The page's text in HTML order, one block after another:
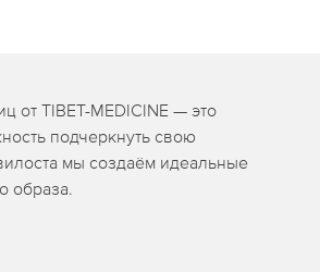
от TIBET-MEDICINE — это
подчеркнуть свою
мы создаём идеальные
образа.